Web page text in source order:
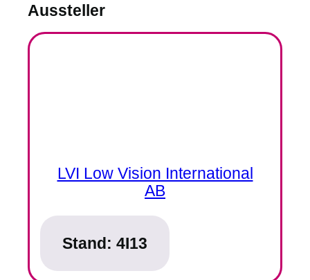
Aussteller
LVI Low Vision International
AB
Stand: 4I13